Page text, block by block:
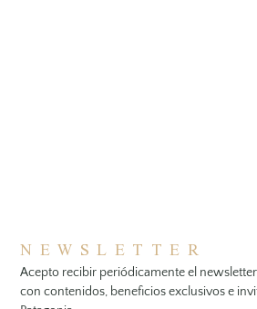
NEWSLETTER
Acepto recibir periódicamente el
con contenidos, beneficios exclusivos e